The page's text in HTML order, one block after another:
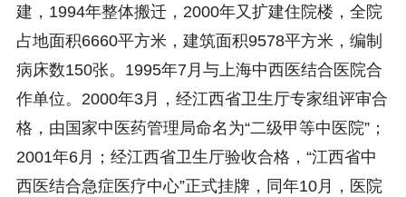
建，1994年整体搬迁，2000年又扩建住院楼，全院
占地面积6660平方米，建筑面积9578平方米，编制
病床数150张。1995年7月与上海中西医结合医院合
作单位。2000年3月，经江西省卫生厅专家组评审合
格，由国家中医药管理局命名为“二级甲等中医院”；
2001年6月；经江西省卫生厅验收合格，“江西省中
西医结合急症医疗中心”正式挂牌，同年10月，医院